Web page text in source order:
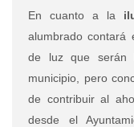
En cuanto a la
alumbrado contará
de luz que serán
municipio, pero
de contribuir al
desde el